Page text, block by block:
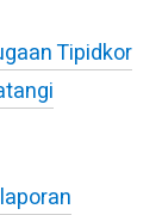
Tipidkor